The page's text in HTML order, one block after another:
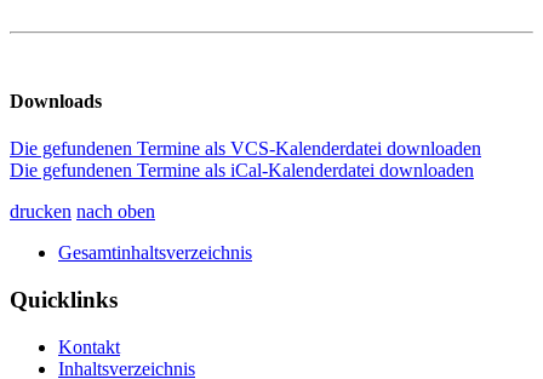
Downloads
Die gefundenen Termine als VCS-Kalenderdatei downloaden
Die gefundenen Termine als iCal-Kalenderdatei downloaden
drucken nach oben
Gesamtinhaltsverzeichnis
Quicklinks
Kontakt
Inhaltsverzeichnis